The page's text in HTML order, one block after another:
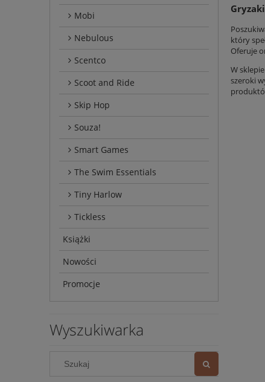
Mobi
Nebulous
Scentco
Scoot and Ride
Skip Hop
Souza!
Smart Games
The Swim Essentials
Tiny Harlow
Tickless
Książki
Nowości
Promocje
Wyszukiwarka
który
Oferuje
W
szeroki